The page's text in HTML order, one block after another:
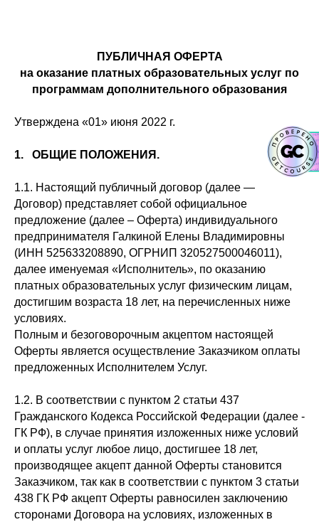
ПУБЛИЧНАЯ ОФЕРТА
на оказание платных образовательных услуг по
программам дополнительного образования
Утверждена «01» июня 2022 г.
1. ОБЩИЕ ПОЛОЖЕНИЯ.
1.1. Настоящий публичный договор (далее —
Договор) представляет собой официальное
предложение (далее – Оферта) индивидуального
предпринимателя Галкиной Елены Владимировны
(ИНН 525633208890, ОГРНИП 320527500046011),
далее именуемая «Исполнитель», по оказанию
платных образовательных услуг физическим лицам,
достигшим возраста 18 лет, на перечисленных ниже
условиях.
Полным и безоговорочным акцептом настоящей
Оферты является осуществление Заказчиком оплаты
предложенных Исполнителем Услуг.
1.2. В соответствии с пунктом 2 статьи 437
Гражданского Кодекса Российской Федерации (далее -
ГК РФ), в случае принятия изложенных ниже условий
и оплаты услуг любое лицо, достигшее 18 лет,
производящее акцепт данной Оферты становится
Заказчиком, так как в соответствии с пунктом 3 статьи
438 ГК РФ акцепт Оферты равносилен заключению
сторонами Договора на условиях, изложенных в